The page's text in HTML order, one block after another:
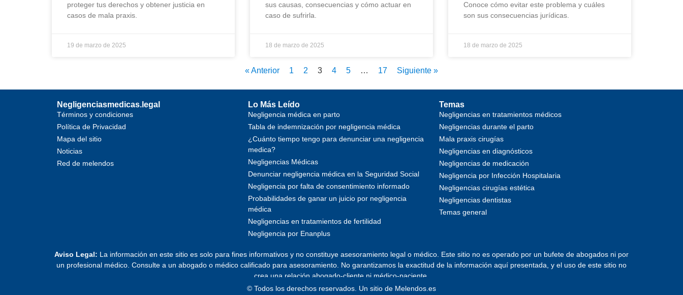
proteger tus derechos y obtener justicia en
casos de mala praxis.
19 de marzo de 2025
sus causas, consecuencias y cómo actuar en
caso de sufrirla.
18 de marzo de 2025
Conoce cómo evitar este problema y cuáles
son sus consecuencias jurídicas.
18 de marzo de 2025
« Anterior 1 2 3 4 5 … 17 Siguiente »
Negligenciasmedicas.legal
Términos y condiciones
Política de Privacidad
Mapa del sitio
Noticias
Red de melendos
Lo Más Leído
Negligencia médica en parto
Tabla de indemnización por negligencia médica
¿Cuánto tiempo tengo para denunciar una negligencia
medica?
Negligencias Médicas
Denunciar negligencia médica en la Seguridad Social
Negligencia por falta de consentimiento informado
Probabilidades de ganar un juicio por negligencia
médica
Negligencias en tratamientos de fertilidad
Negligencia por Enanplus
Temas
Negligencias en tratamientos médicos
Negligencias durante el parto
Mala praxis cirugías
Negligencias en diagnósticos
Negligencias de medicación
Negligencia por Infección Hospitalaria
Negligencias cirugías estética
Negligencias dentistas
Temas general
Aviso Legal: La información en este sitio es solo para fines informativos y no constituye asesoramiento legal o médico. Este sitio no es operado por un bufete de abogados ni por
un profesional médico. Consulte a un abogado o médico calificado para asesoramiento. No garantizamos la exactitud de la información aquí presentada, y el uso de este sitio no
crea una relación abogado-cliente ni médico-paciente.
© Todos los derechos reservados. Un sitio de Melendos.es